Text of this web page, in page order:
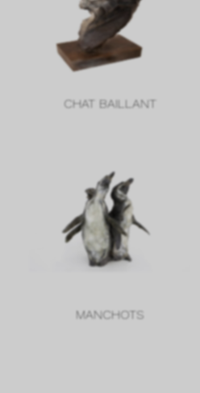
CHAT BAILLANT
MANCHOTS